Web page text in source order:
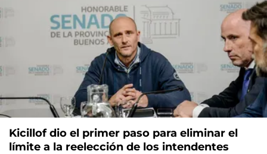
Kicillof dio el primer paso para eliminar el
límite a la reelección de los intendentes